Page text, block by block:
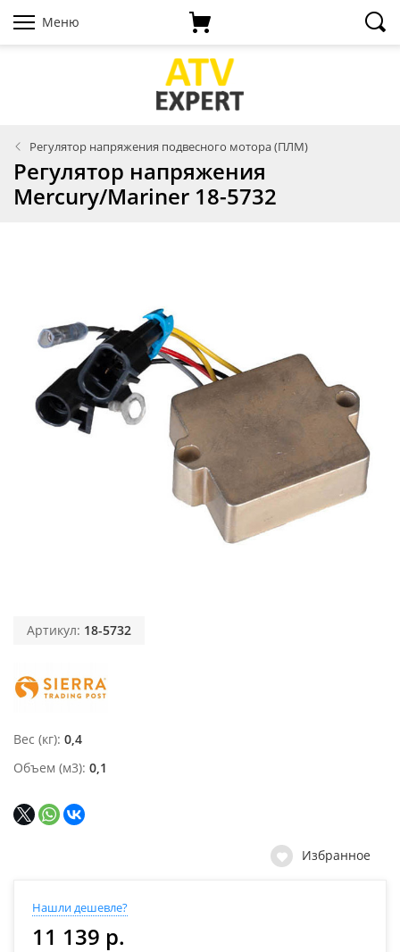
Меню
Регулятор напряжения подвесного мотора (ПЛМ)
Регулятор напряжения
Mercury/Mariner 18-5732
Артикул: 18-5732
Вес (кг) 0,4
Объем (м3) 0,1
Избранное
Нашли дешевле?
11 139 р.